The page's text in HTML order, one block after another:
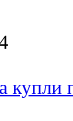
купли